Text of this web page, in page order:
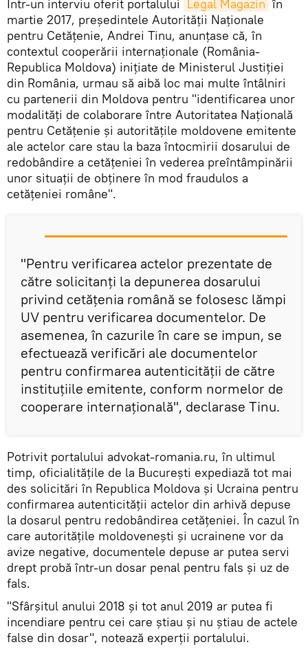
Într-un interviu oferit portalului Legal Magazin în
martie 2017, președintele Autorității Naționale
pentru Cetățenie, Andrei Tinu, anunțase că, în
contextul cooperării internaționale (România-
Republica Moldova) inițiate de Ministerul Justiției
din România, urmau să aibă loc mai multe întâlniri
cu partenerii din Moldova pentru "identificarea unor
modalități de colaborare între Autoritatea Națională
pentru Cetățenie și autoritățile moldovene emitente
ale actelor care stau la baza întocmirii dosarului de
redobândire a cetățeniei în vederea preîntâmpinării
unor situații de obținere în mod fraudulos a
cetățeniei române".
"Pentru verificarea actelor prezentate de
către solicitanți la depunerea dosarului
privind cetățenia română se folosesc lămpi
UV pentru verificarea documentelor. De
asemenea, în cazurile în care se impun, se
efectuează verificări ale documentelor
pentru confirmarea autenticităţii de către
instituţiile emitente, conform normelor de
cooperare internațională", declarase Tinu.
Potrivit portalului advokat-romania.ru, în ultimul
timp, oficialitățile de la București expediază tot mai
des solicitări în Republica Moldova și Ucraina pentru
confirmarea autenticității actelor din arhivă depuse
la dosarul pentru redobândirea cetățeniei. În cazul în
care autoritățile moldovenești și ucrainene vor da
avize negative, documentele depuse ar putea servi
drept probă într-un dosar penal pentru fals și uz de
fals.
"Sfârșitul anului 2018 și tot anul 2019 ar putea fi
incendiare pentru cei care știau și nu știau de actele
false din dosar", notează experții portalului.